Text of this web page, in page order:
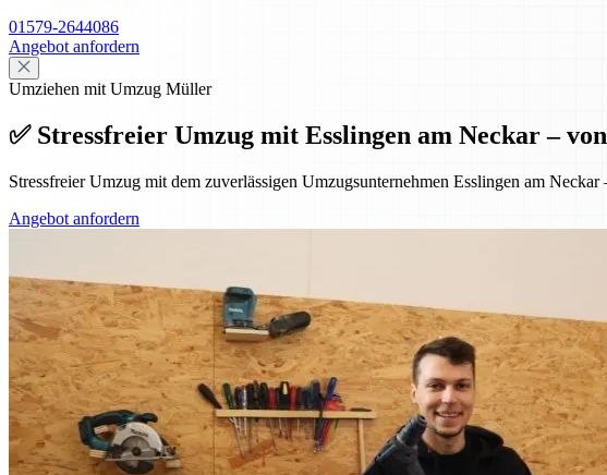
01579-2644086
Angebot anfordern
Umziehen mit Umzug Müller
✅ Stressfreier Umzug mit Esslingen am Neckar –
Stressfreier Umzug mit dem zuverlässigen Umzugsunternehmen Esslingen am
Angebot anfordern